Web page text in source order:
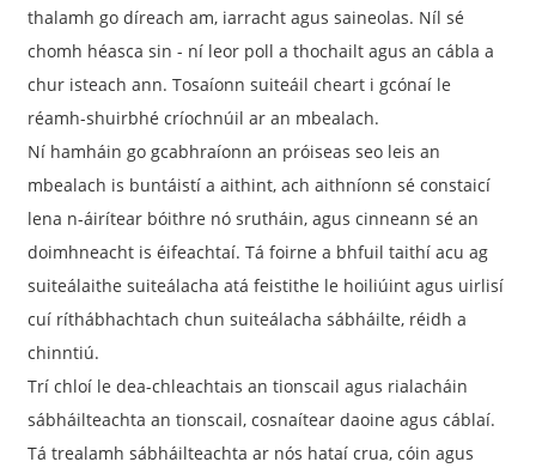
thalamh go díreach am, iarracht agus saineolas. Níl sé
chomh héasca sin - ní leor poll a thochailt agus an cábla a
chur isteach ann. Tosaíonn suiteáil cheart i gcónaí le
réamh-shuirbhé críochnúil ar an mbealach.
Ní hamháin go gcabhraíonn an próiseas seo leis an
mbealach is buntáistí a aithint, ach aithníonn sé constaicí
lena n-áirítear bóithre nó srutháin, agus cinneann sé an
doimhneacht is éifeachtaí. Tá foirne a bhfuil taithí acu ag
suiteálaithe suiteálacha atá feistithe le hoiliúint agus uirlisí
cuí ríthábhachtach chun suiteálacha sábháilte, réidh a
chinntiú.
Trí chloí le dea-chleachtais an tionscail agus rialacháin
sábháilteachta an tionscail, cosnaítear daoine agus cáblaí.
Tá trealamh sábháilteachta ar nós hataí crua, cóin agus